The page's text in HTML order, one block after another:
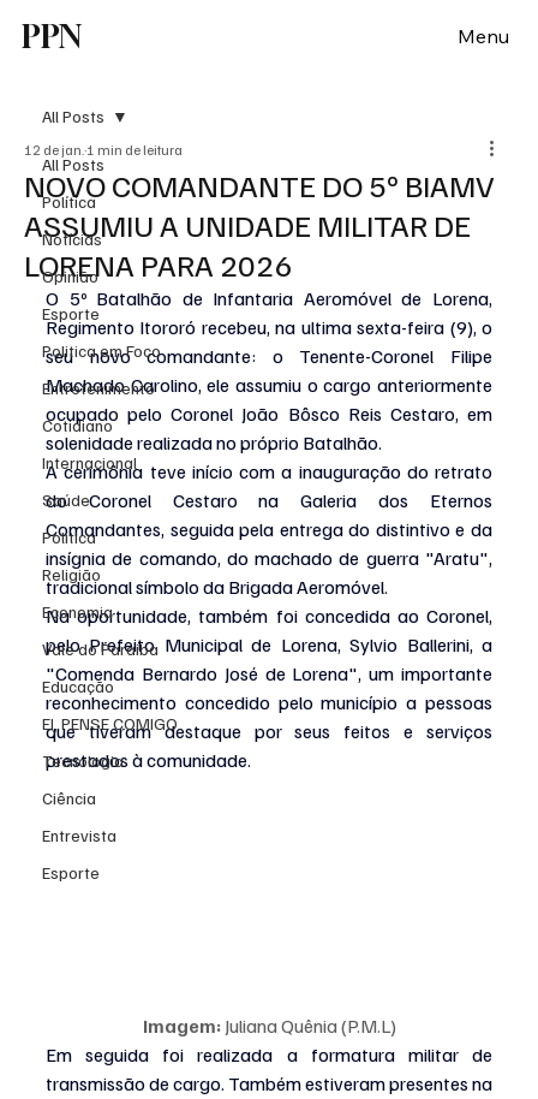
PPN Menu
All Posts
Política
Notícias
Opinião
Esporte
Politica em Foco
Entretenimento
Cotidiano
Internacional
Saúde
Politica
Religião
Economia
Vale do Paraiba
Educação
EI, PENSE COMIGO.
Tecnologia
Ciência
Entrevista
Esporte
All Posts
NOVO COMANDANTE DO 5º BIAMV
ASSUMIU A UNIDADE MILITAR DE
LORENA PARA 2026
12 de jan. 1 min de leitura
O 5º Batalhão de Infantaria Aeromóvel de Lorena,
Regimento Itororó recebeu, na ultima sexta-feira (9), o
seu novo comandante: o Tenente-Coronel Filipe
Machado Carolino, ele assumiu o cargo anteriormente
ocupado pelo Coronel João Bôsco Reis Cestaro, em
solenidade realizada no próprio Batalhão.
A cerimônia teve início com a inauguração do retrato
do Coronel Cestaro na Galeria dos Eternos
Comandantes, seguida pela entrega do distintivo e da
insígnia de comando, do machado de guerra "Aratu",
tradicional símbolo da Brigada Aeromóvel.
Na oportunidade, também foi concedida ao Coronel,
pelo Prefeito Municipal de Lorena, Sylvio Ballerini, a
"Comenda Bernardo José de Lorena", um importante
reconhecimento concedido pelo município a pessoas
que tiveram destaque por seus feitos e serviços
prestados à comunidade.
Imagem: Juliana Quênia (P.M.L)
Em seguida foi realizada a formatura militar de
transmissão de cargo. Também estiveram presentes na